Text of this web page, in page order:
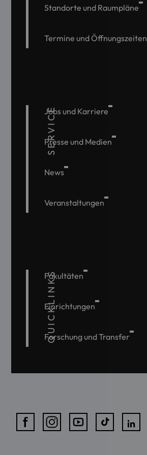
Standorte und Raumpläne
Termine und Öffnungszeiten
SERVICE
Jobs und Karriere
Presse und Medien
News
Veranstaltungen
QUICKLINKS
Fakultäten
Einrichtungen
Forschung und Transfer